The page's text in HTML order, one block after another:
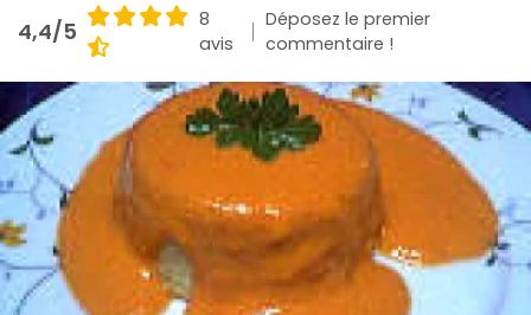
L'actu cuisine
Connexion
4,4/5
8
avis
Déposez le premier
commentaire !